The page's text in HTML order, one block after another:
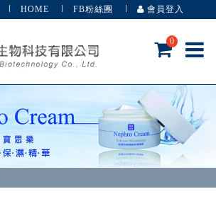
0
HOME FB粉絲團 會員登入